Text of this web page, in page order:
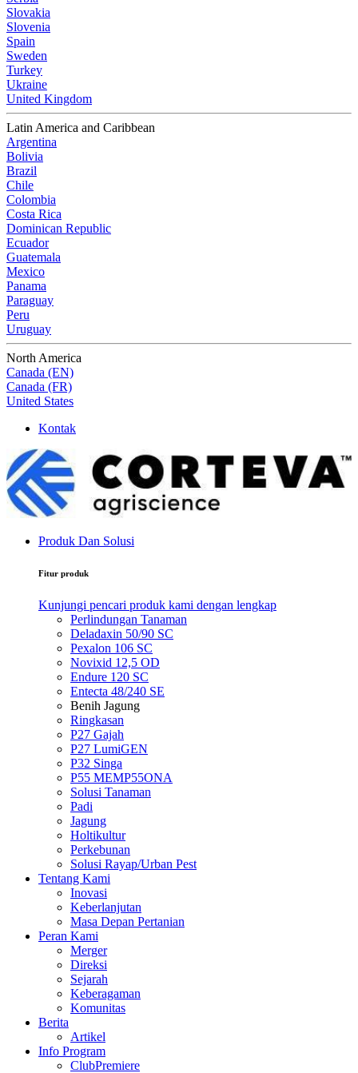
Slovakia
Slovenia
Spain
Sweden
Turkey
Ukraine
United Kingdom
Latin America and Caribbean
Argentina
Bolivia
Brazil
Chile
Colombia
Costa Rica
Dominican Republic
Ecuador
Guatemala
Mexico
Panama
Paraguay
Peru
Uruguay
North America
Canada (EN)
Canada (FR)
United States
Kontak
Produk Dan Solusi
Fitur produk
Kunjungi pencari produk kami dengan lengkap
Perlindungan Tanaman
Deladaxin 50/90 SC
Pexalon 106 SC
Novixid 12,5 OD
Endure 120 SC
Entecta 48/240 SE
Benih Jagung
Ringkasan
P27 Gajah
P27 LumiGEN
P32 Singa
P55 MEMP55ONA
Solusi Tanaman
Padi
Jagung
Holtikultur
Perkebunan
Solusi Rayap/Urban Pest
Tentang Kami
Inovasi
Keberlanjutan
Masa Depan Pertanian
Peran Kami
Merger
Direksi
Sejarah
Keberagaman
Komunitas
Berita
Artikel
Info Program
ClubPremiere